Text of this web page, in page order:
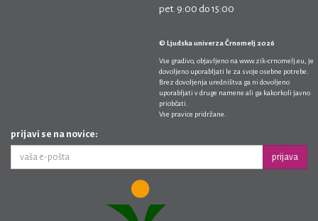
pet. 9:00 do 15:00
© Ljudska univerza Črnomelj 2026
Vse gradivo, objavljeno na www.zik-crnomelj.eu , je
dovoljeno uporabljati le za svoje osebne potrebe.
Brez dovoljenja uredništva ga ni dovoljeno
uporabljati v druge namene ali ga kakorkoli javno
priobčati.
Vse pravice pridržane.
prijavi se na novice:
prijava